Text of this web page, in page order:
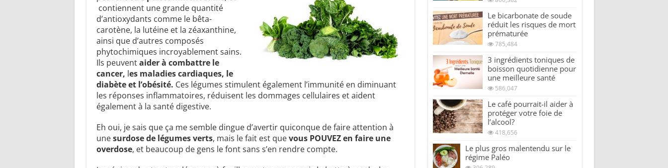
contiennent une grande quantité
d’antioxydants comme le bêta-
carotène, la lutéine et la zéaxanthine,
ainsi que d’autres composés
phytochimiques incroyablement sains.
Ils peuventaider à combattre le
cancer, les maladies cardiaques, le
diabète et l’obésité. Ces légumes stimulent également l’immunité en diminuant
les réponses inflammatoires, réduisent les dommages cellulaires et aident
également à la santé digestive.
Eh oui, je sais que ça me semble dingue d’avertir quiconque de faire attention à
unesurdose de légumes verts, mais le fait est quevous POUVEZ en faire une
overdose, et beaucoup de gens le font sans s’en rendre compte.
Le bicarbonate de soude
réduit les risques de mort
prématurée
785,484
3 ingrédients toniques de
boisson quotidienne pour
une meilleure santé
586,047
Le café pourrait-il aider à
protéger votre foie de
l’alcool?
418,656
Le plus gros malentendu sur le
régime Paléo